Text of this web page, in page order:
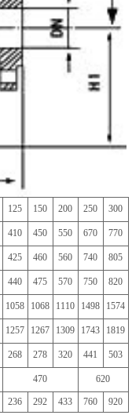
125 150 200 250 300
410 450 550 670 770
425 460 560 740 805
440 475 570 750 820
1058 1068 1110 1498 1574
1257 1267 1309 1743 1819
268 278 320 441 503
470 620
236 292 433 760 920